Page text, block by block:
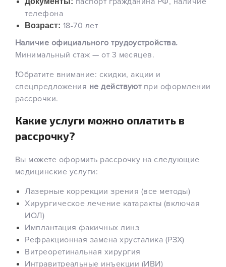
телефона
Возраст: 18-70 лет
Наличие официального трудоустройства.
Минимальный стаж — от 3 месяцев.
❗️Обратите внимание: скидки, акции и
спецпредложения не действуютпри оформлении
рассрочки.
Какие услуги можно оплатить в
рассрочку?
Вы можете оформить рассрочку на следующие
медицинские услуги:
Лазерные коррекции зрения (все методы)
Хирургическое лечение катаракты (включая
ИОЛ)
Имплантация факичных линз
Рефракционная замена хрусталика (РЗХ)
Витреоретинальная хирургия
Интравитреальные инъекции (ИВИ)